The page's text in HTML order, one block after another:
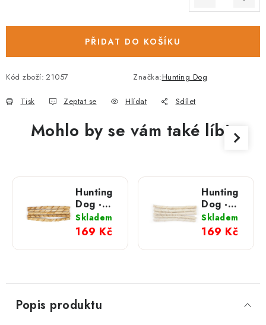
PŘIDAT DO KOŠÍKU
Kód zboží: 21057 Značka:Hunting Dog
Tisk Zeptat se Hlídat Sdílet
Mohlo by se vám také líbit
Hunting
Dog -
Rawhide
Tyčky z
hovězí
kůže;
Skladem
169 Kč
Hunting
Dog -
Rawhide
Tyčky z
hovězí
kůže;
Skladem
169 Kč
Popis produktu